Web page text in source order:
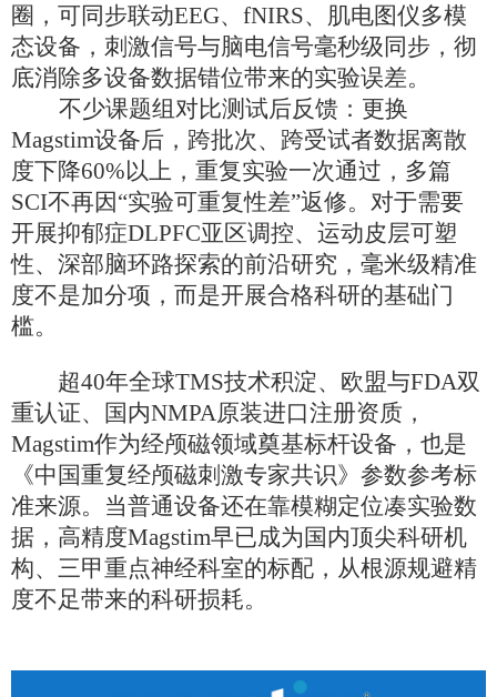
圈，可同步联动EEG、fNIRS、肌电图仪多模
态设备，刺激信号与脑电信号毫秒级同步，彻
底消除多设备数据错位带来的实验误差。
不少课题组对比测试后反馈：更换
Magstim设备后，跨批次、跨受试者数据离散
度下降60%以上，重复实验一次通过，多篇
SCI不再因“实验可重复性差”返修。对于需要
开展抑郁症DLPFC亚区调控、运动皮层可塑
性、深部脑环路探索的前沿研究，毫米级精准
度不是加分项，而是开展合格科研的基础门
槛。
超40年全球TMS技术积淀、欧盟与FDA双
重认证、国内NMPA原装进口注册资质，
Magstim作为经颅磁领域奠基标杆设备，也是
《中国重复经颅磁刺激专家共识》参数参考标
准来源。当普通设备还在靠模糊定位凑实验数
据，高精度Magstim早已成为国内顶尖科研机
构、三甲重点神经科室的标配，从根源规避精
度不足带来的科研损耗。